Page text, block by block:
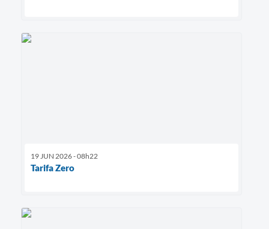
19 JUN 2026 - 08h22
Tarifa Zero